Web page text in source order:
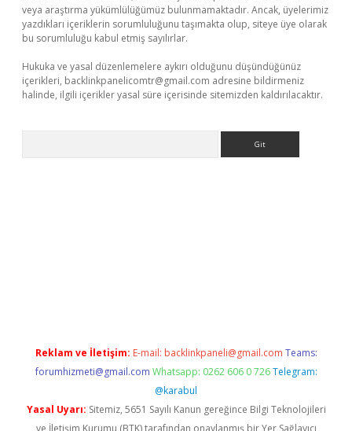
veya araştırma yükümlülüğümüz bulunmamaktadır. Ancak, üyelerimiz
yazdıkları içeriklerin sorumluluğunu taşımakta olup, siteye üye olarak
bu sorumluluğu kabul etmiş sayılırlar.
Hukuka ve yasal düzenlemelere aykırı olduğunu düşündüğünüz
içerikleri, backlinkpanelicomtr@gmail.com adresine bildirmeniz
halinde, ilgili içerikler yasal süre içerisinde sitemizden kaldırılacaktır.
Reklam ve İletişim: E-mail: backlinkpaneli@gmail.com Teams:
forumhizmeti@gmail.com Whatsapp: 0262 606 0 726 Telegram:
@karabul
Yasal Uyarı: Sitemiz, 5651 Sayılı Kanun gereğince Bilgi Teknolojileri
ve İletişim Kurumu (BTK) tarafından onaylanmış bir Yer Sağlayıcı